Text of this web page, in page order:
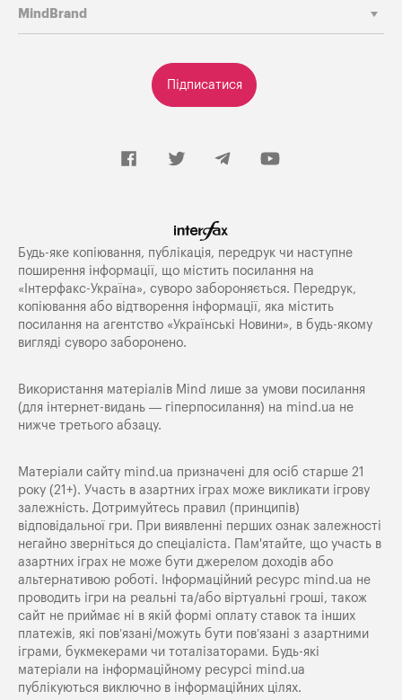
Підписатися
MindBrand
Будь-яке копiювання, публiкацiя, передрук чи наступне
поширення iнформацiї, що мiстить посилання на
«Iнтерфакс-Україна», суворо забороняється. Передрук,
копіювання або відтворення інформації, яка містить
посилання на агентство «Українські Новини», в будь-якому
вигляді суворо заборонено.
Використання матеріалів Mind лише за умови посилання
(для інтернет-видань — гіперпосилання) на mind.ua не
нижче третього абзацу.
Матеріали сайту mind.ua призначені для осіб старше 21
року (21+). Участь в азартних іграх може викликати ігрову
залежність. Дотримуйтесь правил (принципів)
відповідальної гри. При виявленні перших ознак залежності
негайно зверніться до спеціаліста. Пам'ятайте, що участь в
азартних іграх не може бути джерелом доходів або
альтернативою роботі. Інформаційний ресурс mind.ua не
проводить ігри на реальні та/або віртуальні гроші, також
сайт не приймає ні в якій формі оплату ставок та інших
платежів, які пов’язані/можуть бути пов’язані з азартними
іграми, букмекерами чи тоталізаторами. Будь-які
матеріали на інформаційному ресурсі mind.ua
публікуються виключно в інформаційних цілях.